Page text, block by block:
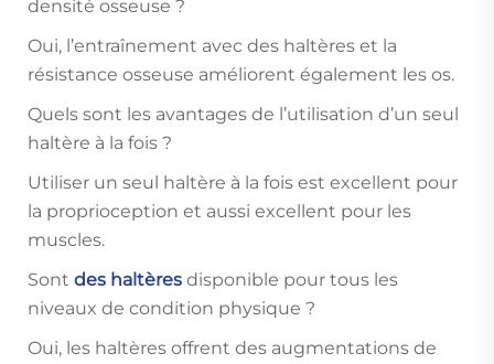
densité osseuse ?
Oui, l’entraînement avec des haltères et la
résistance osseuse améliorent également les os.
Quels sont les avantages de l’utilisation d’un seul
haltère à la fois ?
Utiliser un seul haltère à la fois est excellent pour
la proprioception et aussi excellent pour les
muscles.
Sont des haltères disponible pour tous les
niveaux de condition physique ?
Oui, les haltères offrent des augmentations de